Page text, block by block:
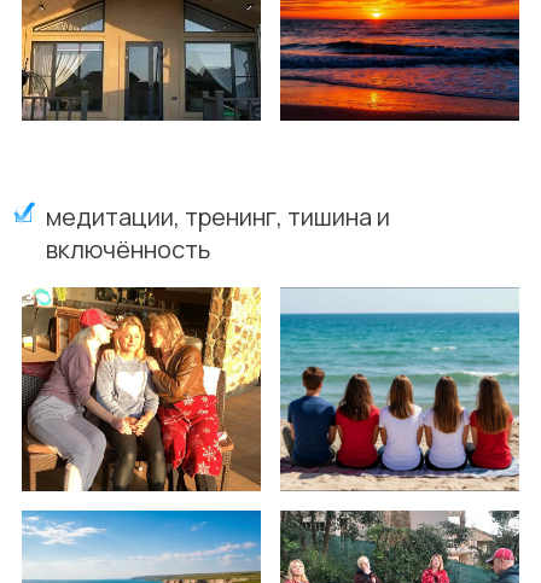
медитации, тренинг, тишина и
включённость